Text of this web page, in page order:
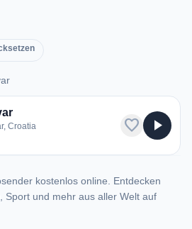
Croatia
stations
favorite play_arrow
kostenlos online. Entdecken
Sport und mehr aus aller Welt auf